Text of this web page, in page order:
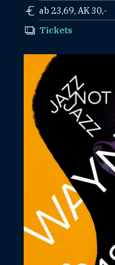
ab 23,69, AK 30,-
Tickets